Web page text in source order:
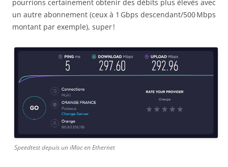
pourrions certainement obtenir des débits plus élevés avec
un autre abonnement (ceux à 1 Gbps descendant/500 Mbps
montant par exemple), super !
Speedtest depuis un iMac en Ethernet